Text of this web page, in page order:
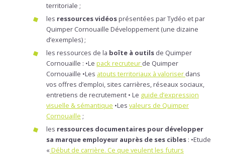
territoriale ;
les ressources vidéos présentées par Tydéo et par
Quimper Cornouaille Développement (une dizaine
d’exemples) ;
les ressources de la boîte à outils de Quimper
Cornouaille : •Le pack recruteur de Quimper
Cornouaille •Les atouts territoriaux à valoriser dans
vos offres d’emploi, sites carrières, réseaux sociaux,
entretiens de recrutement • Le guide d’expression
visuelle & sémantique •Les valeurs de Quimper
Cornouaille ;
les ressources documentaires pour développer
sa marque employeur auprès de ses cibles : •Etude
«Début de carrière. Ce que veulent les futurs